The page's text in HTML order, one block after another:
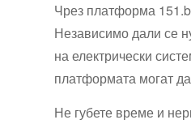
Чрез платформа
Независимо дали се
на електрически
платформата могат
Не губете време и